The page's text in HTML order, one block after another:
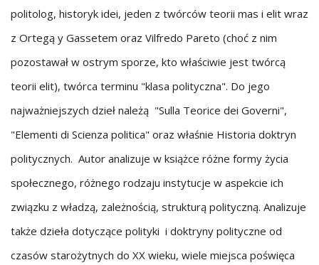
politolog, historyk idei, jeden z twórców teorii mas i elit wraz
z Ortegą y Gassetem oraz Vilfredo Pareto (choć z nim
pozostawał w ostrym sporze, kto właściwie jest twórcą
teorii elit), twórca terminu "klasa polityczna". Do jego
najważniejszych dzieł należą "Sulla Teorice dei Governi",
"Elementi di Scienza politica" oraz właśnie Historia doktryn
politycznych. Autor analizuje w książce różne formy życia
społecznego, różnego rodzaju instytucje w aspekcie ich
związku z władzą, zależnością, strukturą polityczną. Analizuje
także dzieła dotyczące polityki i doktryny polityczne od
czasów starożytnych do XX wieku, wiele miejsca poświęca